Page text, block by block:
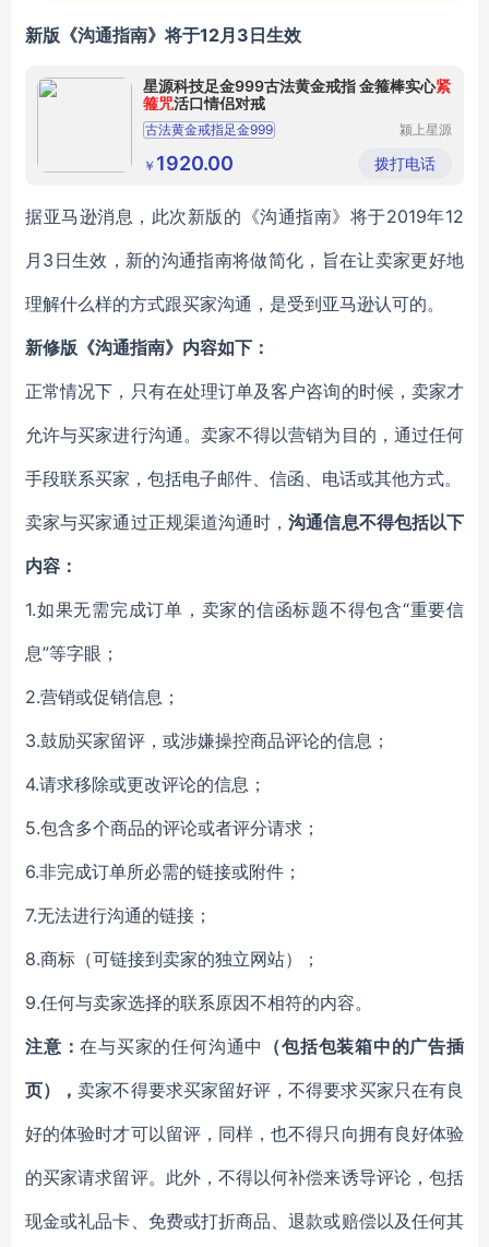
新版《沟通指南》将于12月3日生效
星源科技足金999古法黄金戒指 金箍棒实心紧
箍咒活口情侣对戒
古法黄金戒指足金999
颍上星源
有限公司
￥ 1920.00 拨打电话
据亚马逊消息，此次新版的《沟通指南》将于2019年12
月3日生效，新的沟通指南将做简化，旨在让卖家更好地
理解什么样的方式跟买家沟通，是受到亚马逊认可的。
新修版《沟通指南》内容如下：
正常情况下，只有在处理订单及客户咨询的时候，卖家才
允许与买家进行沟通。卖家不得以营销为目的，通过任何
手段联系买家，包括电子邮件、信函、电话或其他方式。
卖家与买家通过正规渠道沟通时，沟通信息不得包括以下
内容：
1.如果无需完成订单，卖家的信函标题不得包含“重要信
息”等字眼；
2.营销或促销信息；
3.鼓励买家留评，或涉嫌操控商品评论的信息；
4.请求移除或更改评论的信息；
5.包含多个商品的评论或者评分请求；
6.非完成订单所必需的链接或附件；
7.无法进行沟通的链接；
8.商标（可链接到卖家的独立网站）；
9.任何与卖家选择的联系原因不相符的内容。
注意：在与买家的任何沟通中
（包括包装箱中的广告插
页），卖家不得要求买家留好评，不得要求买家只在有良
好的体验时才可以留评，同样，也不得只向拥有良好体验
的买家请求留评。此外，不得以何补偿来诱导评论，包括
现金或礼品卡、免费或打折商品、退款或赔偿以及任何其